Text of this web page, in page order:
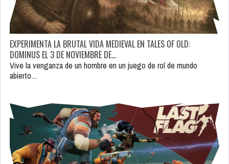
EXPERIMENTA LA BRUTAL VIDA MEDIEVAL EN TALES OF OLD:
DOMINUS EL 3 DE NOVIEMBRE DE…
Vive la venganza de un hombre en un juego de rol de mundo
abierto…